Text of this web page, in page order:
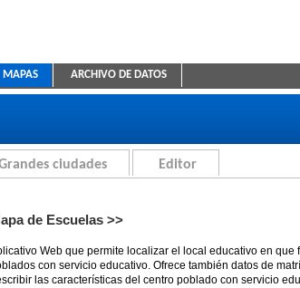
MAPAS ARCHIVO DE DATOS
ciudades Editor
de Escuelas >>
Web que permite localizar el local educativo en
con servicio educativo. Ofrece también datos de
las características del centro poblado con servicio